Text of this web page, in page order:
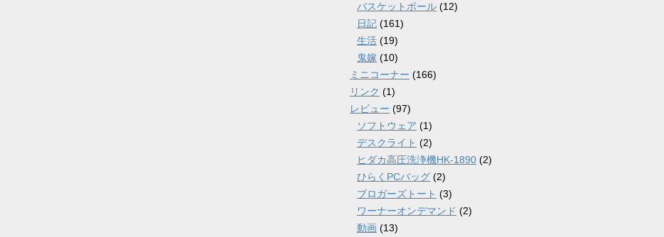
バスケットボール (12)
日記 (161)
生活 (19)
鬼嫁 (10)
ミニコーナー (166)
リンク (1)
レビュー (97)
ソフトウェア (1)
デスクライト (2)
ヒダカ高圧洗浄機HK-1890 (2)
ひらくPCバッグ (2)
ブロガーズトート (3)
ワーナーオンデマンド (2)
動画 (13)